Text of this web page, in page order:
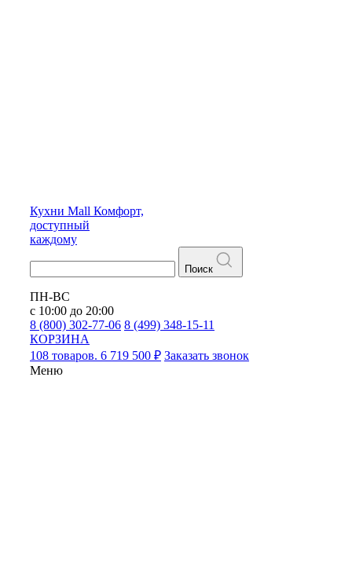
Кухни Mall Комфорт,
доступный
каждому
Поиск
ПН-ВС
с 10:00 до 20:00
8 (800) 302-77-06 8 (499) 348-15-11
КОРЗИНА
108 товаров. 6 719 500 ₽ Заказать звонок
Меню